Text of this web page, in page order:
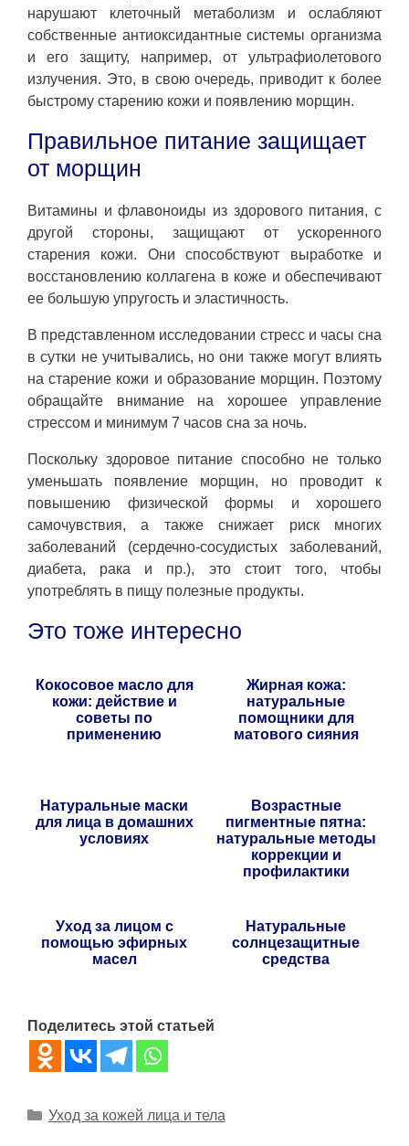
нарушают клеточный метаболизм и ослабляют
собственные антиоксидантные системы организма
и его защиту, например, от ультрафиолетового
излучения. Это, в свою очередь, приводит к более
быстрому старению кожи и появлению морщин.
Правильное питание защищает
от морщин
Витамины и флавоноиды из здорового питания, с
другой стороны, защищают от ускоренного
старения кожи. Они способствуют выработке и
восстановлению коллагена в коже и обеспечивают
ее большую упругость и эластичность.
В представленном исследовании стресс и часы сна
в сутки не учитывались, но они также могут влиять
на старение кожи и образование морщин. Поэтому
обращайте внимание на хорошее управление
стрессом и минимум 7 часов сна за ночь.
Поскольку здоровое питание способно не только
уменьшать появление морщин, но проводит к
повышению физической формы и хорошего
самочувствия, а также снижает риск многих
заболеваний (сердечно-сосудистых заболеваний,
диабета, рака и пр.), это стоит того, чтобы
употреблять в пищу полезные продукты.
Это тоже интересно
Кокосовое масло для
кожи: действие и
советы по
применению
Жирная кожа:
натуральные
помощники для
матового сияния
Натуральные маски
для лица в домашних
условиях
Возрастные
пигментные пятна:
натуральные методы
коррекции и
профилактики
Уход за лицом с
помощью эфирных
масел
Натуральные
солнцезащитные
средства
Поделитесь этой статьей
Рубрики
Уход за кожей лица и тела